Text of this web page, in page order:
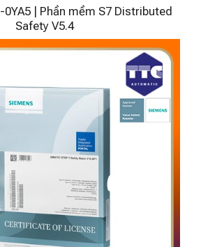
0YA5 | Phần mềm S7 Distributed
Safety V5.4